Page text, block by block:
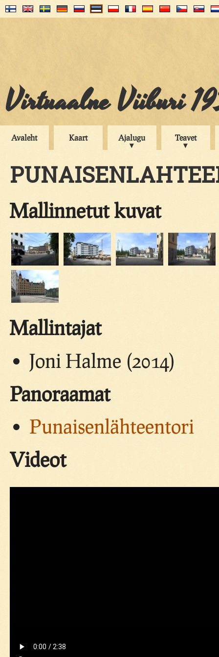
Virtuaalne Viiburi
Avaleht Kaart Ajalugu Teavet
Mallinnetut kuvat
Mallintajat
Joni Halme (2014)
Panoraamat
Punaisenlähteentori
Videot